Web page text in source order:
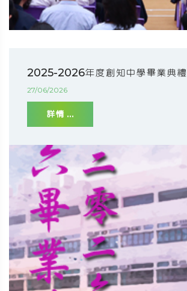
2025-2026年度創知中學畢業典禮
27/06/2026
詳情 ...